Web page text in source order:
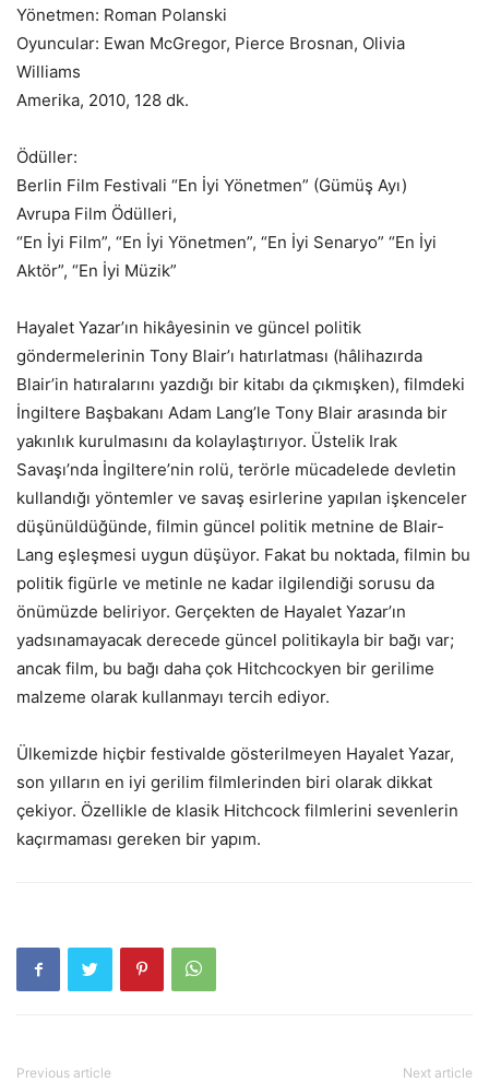
Yönetmen: Roman Polanski
Oyuncular: Ewan McGregor, Pierce Brosnan, Olivia
Williams
Amerika, 2010, 128 dk.
Ödüller:
Berlin Film Festivali “En İyi Yönetmen” (Gümüş Ayı)
Avrupa Film Ödülleri,
“En İyi Film”, “En İyi Yönetmen”, “En İyi Senaryo” “En İyi
Aktör”, “En İyi Müzik”
Hayalet Yazar’ın hikâyesinin ve güncel politik
göndermelerinin Tony Blair’ı hatırlatması (hâlihazırda
Blair’in hatıralarını yazdığı bir kitabı da çıkmışken), filmdeki
İngiltere Başbakanı Adam Lang’le Tony Blair arasında bir
yakınlık kurulmasını da kolaylaştırıyor. Üstelik Irak
Savaşı’nda İngiltere’nin rolü, terörle mücadelede devletin
kullandığı yöntemler ve savaş esirlerine yapılan işkenceler
düşünüldüğünde, filmin güncel politik metnine de Blair-
Lang eşleşmesi uygun düşüyor. Fakat bu noktada, filmin bu
politik figürle ve metinle ne kadar ilgilendiği sorusu da
önümüzde beliriyor. Gerçekten de Hayalet Yazar’ın
yadsınamayacak derecede güncel politikayla bir bağı var;
ancak film, bu bağı daha çok Hitchcockyen bir gerilime
malzeme olarak kullanmayı tercih ediyor.
Ülkemizde hiçbir festivalde gösterilmeyen Hayalet Yazar,
son yılların en iyi gerilim filmlerinden biri olarak dikkat
çekiyor. Özellikle de klasik Hitchcock filmlerini sevenlerin
kaçırmaması gereken bir yapım.
Previous article Next article